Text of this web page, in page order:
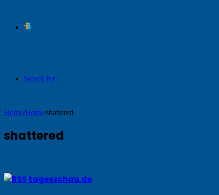
Search for
Home/Home/shattered
shattered
tagesschau.de